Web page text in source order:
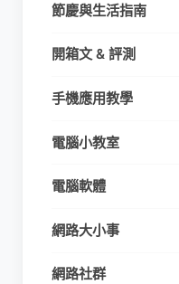
節慶與生活指南
開箱文 & 評測
手機應用教學
電腦小教室
電腦軟體
網路大小事
網路社群